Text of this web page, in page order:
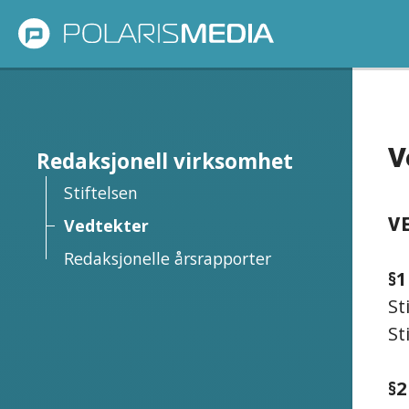
Redaksjonell virksomhet
Stiftelsen
Vedtekter
Redaksjonelle årsrapporter